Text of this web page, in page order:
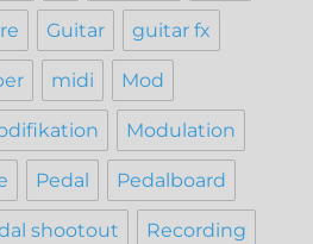
Guitar guitar fx
midi Mod
Modulation
Pedal Pedalboard
shootout Recording